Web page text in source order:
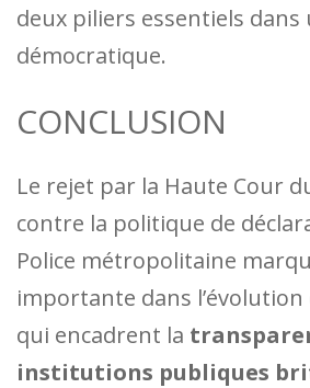
deux piliers essentiels dans
démocratique.
CONCLUSION
Le rejet par la Haute Cour
contre la politique de
Police métropolitaine
importante dans l’évolution
qui encadrent la
institutions publiques